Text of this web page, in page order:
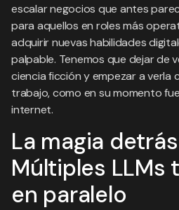
escalar negocios que antes
para aquellos en roles más
adquirir nuevas habilidades
palpable. Tenemos que dejar de
ciencia ficción y empezar a verla
trabajo, como en su momento
internet.
La magia
Múltiples LLMs
en paralelo